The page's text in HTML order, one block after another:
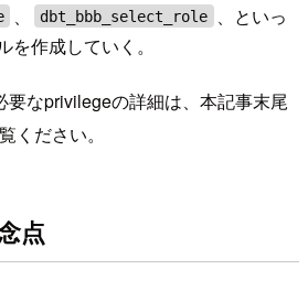
、 dbt_bbb_select_role
、といっ
作成していく。
要なprivilegeの詳細は、本記事末尾
ください。
点